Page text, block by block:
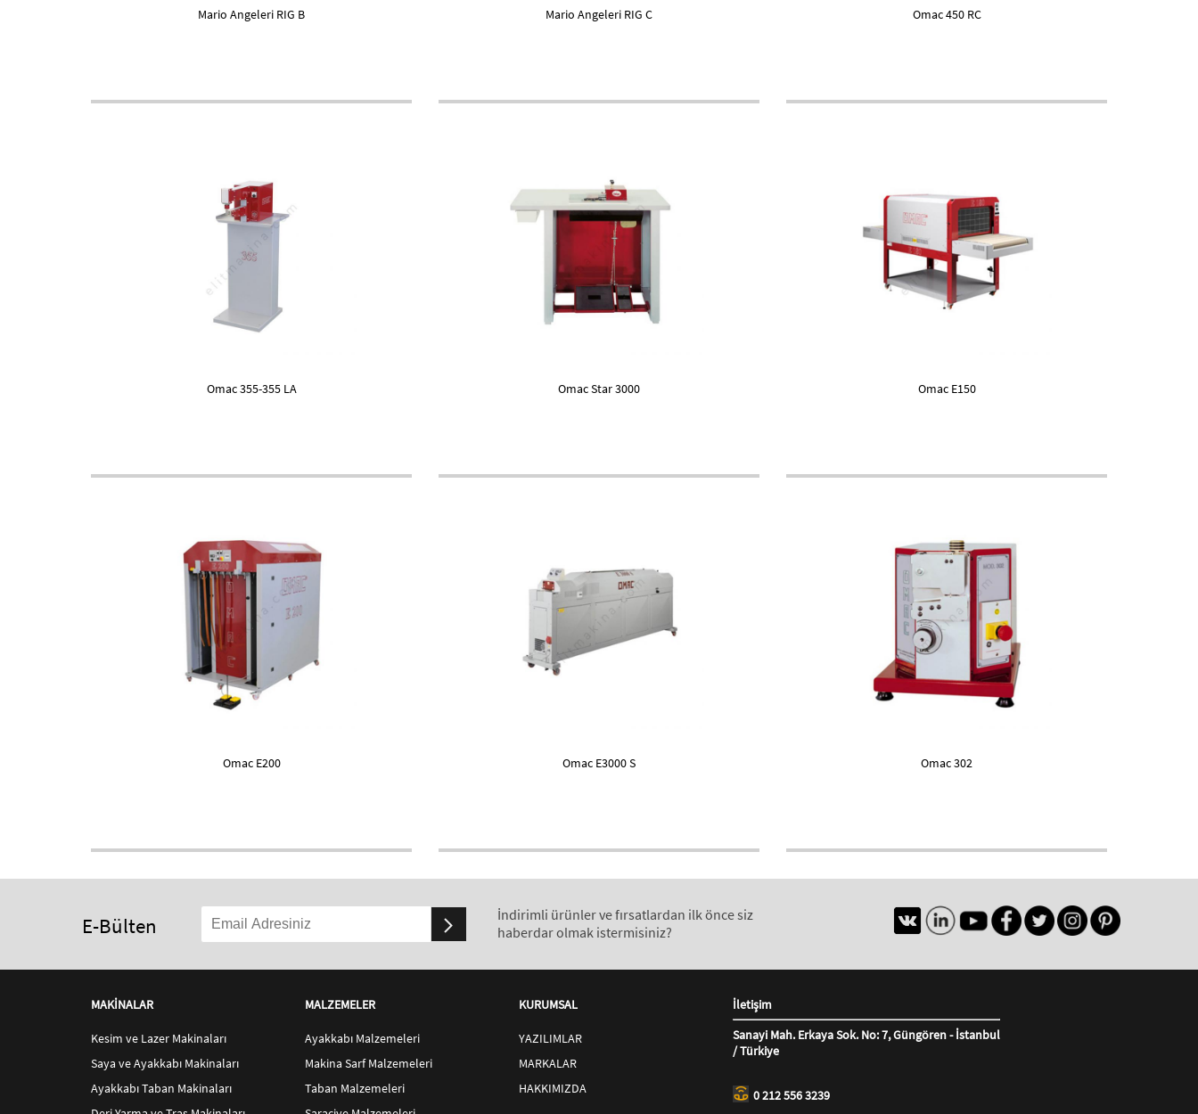
Mario Angeleri RIG B Mario Angeleri RIG C Omac 450 RC
Omac 355-355 LA Omac Star 3000 Omac E150
Omac E200 Omac E3000 S Omac 302
E-Bülten
İndirimli ürünler ve fırsatlardan ilk önce siz
haberdar olmak istermisiniz?
MAKİNALAR
Kesim ve Lazer Makinaları
Saya ve Ayakkabı Makinaları
Ayakkabı Taban Makinaları
MALZEMELER
Ayakkabı Malzemeleri
Makina Sarf Malzemeleri
Taban Malzemeleri
KURUMSAL
YAZILIMLAR
MARKALAR
HAKKIMIZDA
İletişim
Sanayi Mah. Erkaya Sok. No: 7, Güngören - İstanbul
/ Türkiye
0 212 556 3239